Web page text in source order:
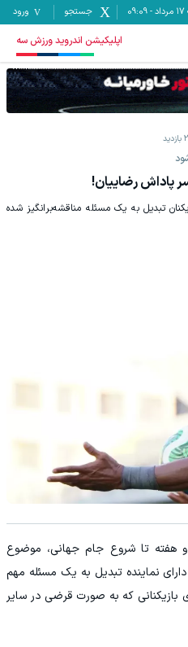
-
09:09 جستجو ورود
اپلیکیشن اندروید ورزش سه
بازدید
پاداش رضاییان!
به بازیکنان تبدیل به یک مسئله مناقشه‌برانگیز شده
هفته تا شروع جام جهانی، موضوع
نماینده تبدیل به یک مسئله مهم
که به صورت قرضی در سایر